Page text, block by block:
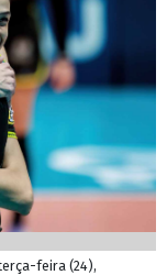
feira (24),